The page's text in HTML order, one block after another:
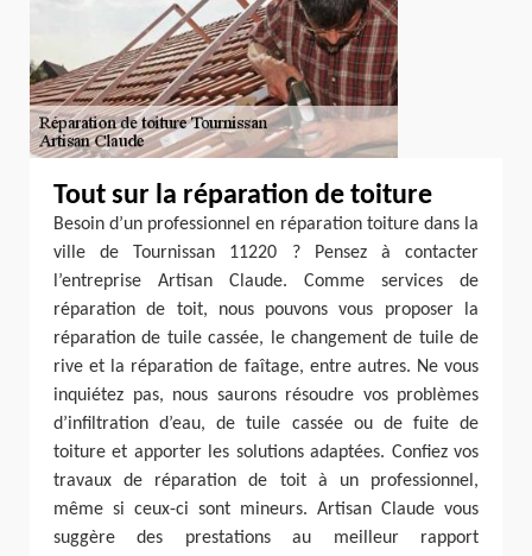
Tout sur la réparation de toiture
Besoin d’un professionnel en réparation toiture dans la
ville de Tournissan 11220 ? Pensez à contacter
l’entreprise Artisan Claude. Comme services de
réparation de toit, nous pouvons vous proposer la
réparation de tuile cassée, le changement de tuile de
rive et la réparation de faîtage, entre autres. Ne vous
inquiétez pas, nous saurons résoudre vos problèmes
d’infiltration d’eau, de tuile cassée ou de fuite de
toiture et apporter les solutions adaptées. Confiez vos
travaux de réparation de toit à un professionnel,
même si ceux-ci sont mineurs. Artisan Claude vous
suggère des prestations au meilleur rapport